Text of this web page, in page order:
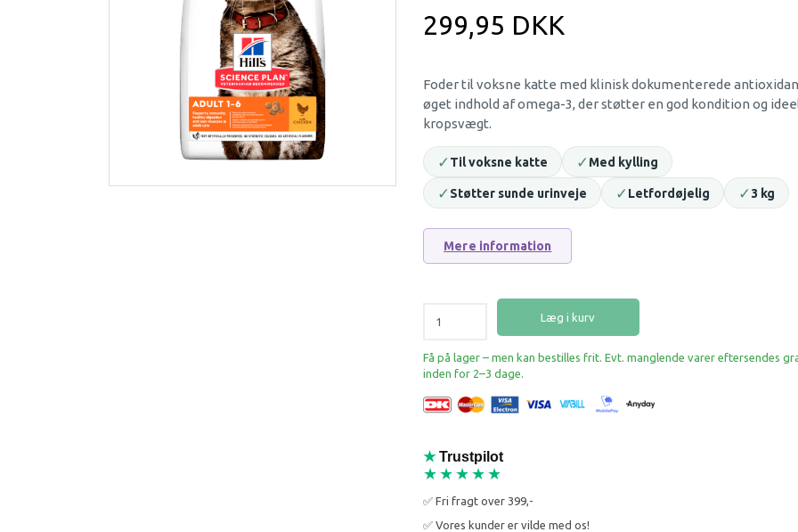
299,95 DKK
Foder til voksne katte med klinisk dokumenterede
øget indhold af omega-3, der støtter en god kondition og
kropsvægt.
✓Til voksne katte ✓Med kylling
✓Støtter sunde urinveje ✓Letfordøjelig ✓3 kg
Mere information
Læg i kurv
Få på lager – men kan bestilles frit. Evt. manglende varer eftersendes
inden for 2–3 dage.
★ Trustpilot
★★★★★
✅ Fri fragt over 399,-
✅ Vores kunder er vilde med os!
ADULT POULTRY
SELECTION KYLLING &
KALKUN
119,95 DKK 119,95